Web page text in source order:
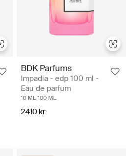
BDK Parfums
Impadia - edp 100 ml -
Eau de parfum
10 ML 100 ML
2410 kr